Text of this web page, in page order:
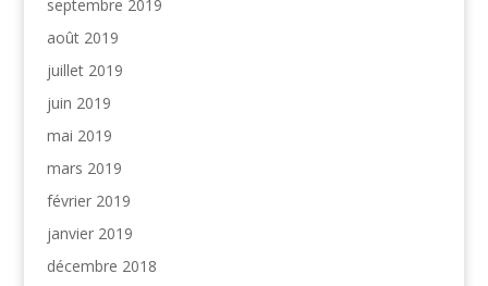
septembre 2019
août 2019
juillet 2019
juin 2019
mai 2019
mars 2019
février 2019
janvier 2019
décembre 2018